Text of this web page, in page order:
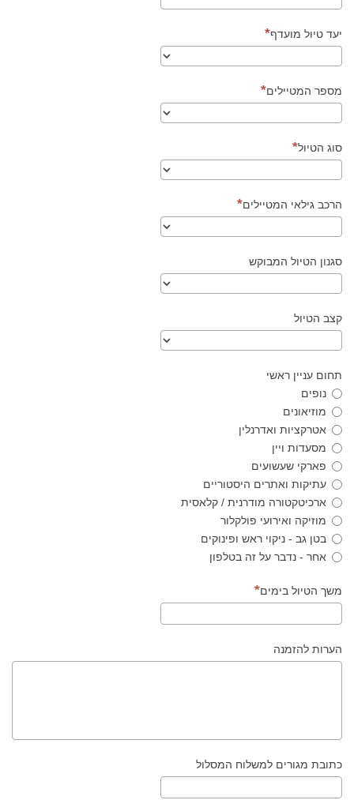
יעד טיול מועדף
מספר המטיילים
סוג הטיול
הרכב גילאי המטיילים
סגנון הטיול המבוקש
קצב הטיול
תחום עניין ראשי
נופים
מוזיאונים
אטרקציות ואדרנלין
מסעדות ויין
פארקי שעשועים
עתיקות ואתרים היסטוריים
ארכיטקטורה מודרנית / קלאסית
מוזיקה ואירועי פולקלור
בטן גב - ניקוי ראש ופינוקים
אחר - נדבר על זה בטלפון
משך הטיול בימים
הערות להזמנה
כתובת מגורים למשלוח המסלול